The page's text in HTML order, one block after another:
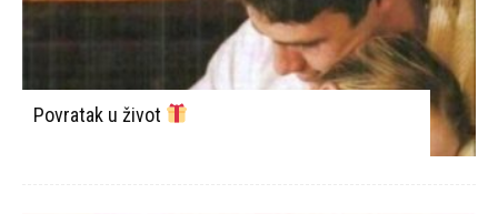
Povratak u život